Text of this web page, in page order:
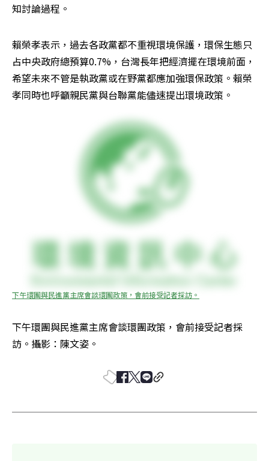
知討論過程。
賴榮孝表示，過去各政黨都不重視環境保護，環保生態只
占中央政府總預算0.7%，台灣長年把經濟擺在環境前面，
希望未來不管是執政黨或在野黨都應加強環保政策。賴榮
孝同時也呼籲親民黨與台聯黨能儘速提出環境政策。
下午環團與民進黨主席會談環團政策，會前接受記者採訪。
下午環團與民進黨主席會談環團政策，會前接受記者採
訪。攝影：陳文姿。